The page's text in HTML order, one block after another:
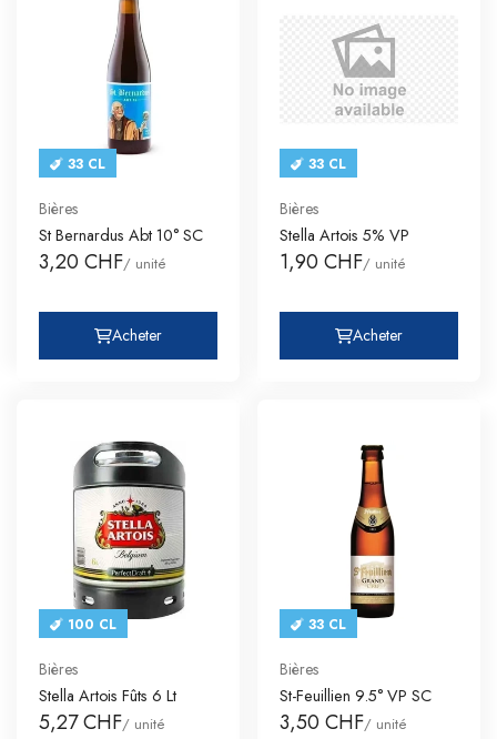
33 CL
Bières
St Bernardus Abt 10° SC
3,20 CHF/ unité
Acheter
33 CL
Bières
Stella Artois 5% VP
1,90 CHF/ unité
Acheter
100 CL
Bières
Stella Artois Fûts 6 Lt
5,27 CHF/ unité
33 CL
Bières
St-Feuillien 9.5° VP SC
3,50 CHF/ unité